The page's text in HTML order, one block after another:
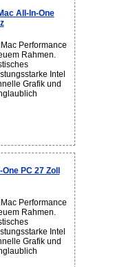
All-In-One
Performance
Rahmen.
Intel
Grafik und
PC 27 Zoll
Performance
Rahmen.
Intel
Grafik und